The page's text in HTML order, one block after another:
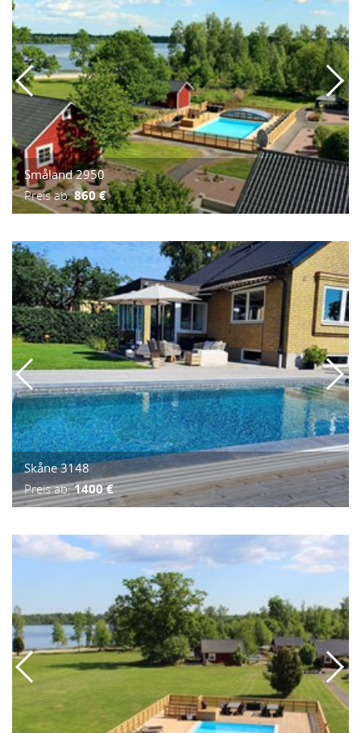
Småland 2950
Preis ab:860 €
Skåne 3148
Preis ab:1400 €